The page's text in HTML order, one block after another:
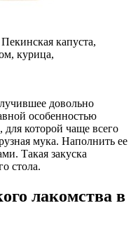
капуста,
курица,
довольно
особенностью
для которой чаще всего
мука. Наполнить ее
Такая закуска
стола.
лакомства в